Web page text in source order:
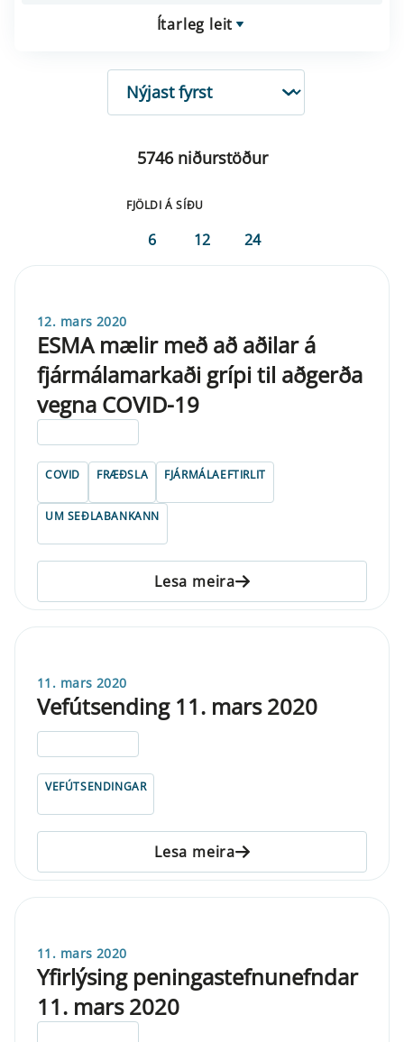
Ítarleg leit
RÖÐUN
5746 niðurstöður
FJÖLDI Á SÍÐU
6 12 24
12. mars 2020
ESMA mælir með að aðilar á
fjármálamarkaði grípi til aðgerða
vegna COVID-19
COVID FRÆÐSLA FJÁRMÁLAEFTIRLIT
UM SEÐLABANKANN
Lesa meira
11. mars 2020
Vefútsending 11. mars 2020
VEFÚTSENDINGAR
Lesa meira
11. mars 2020
Yfirlýsing peningastefnunefndar
11. mars 2020